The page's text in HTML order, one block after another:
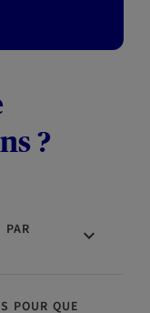
?
POUR QUE